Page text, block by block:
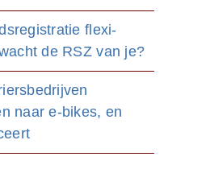
flexi-
de RSZ van je?
naar e-bikes, en